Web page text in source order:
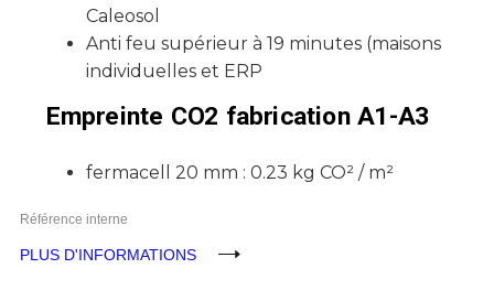
Caleosol
Anti feu supérieur à 19 minutes (maisons
individuelles et ERP
Empreinte CO2 fabrication A1-A3
fermacell 20 mm : 0.23 kg CO² / m²
Référence interne
PLUS D'INFORMATIONS